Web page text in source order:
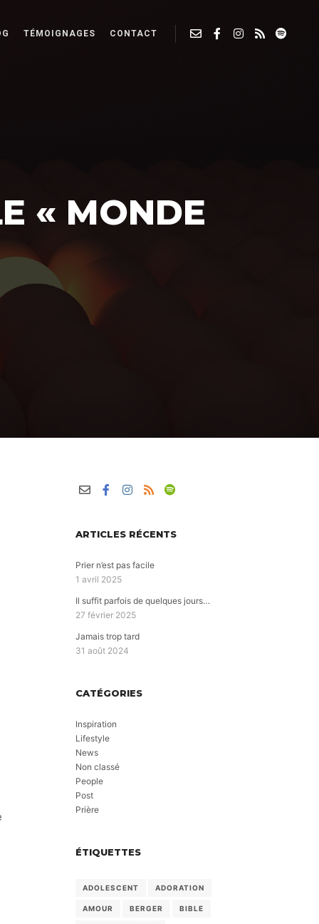
TÉMOIGNAGES CONTACT
« MONDE
ARTICLES RÉCENTS
Prier n’est pas facile
1 avril 2025
Il suffit parfois de quelques jours…
27 février 2025
Jamais trop tard
31 août 2024
CATÉGORIES
Inspiration
Lifestyle
News
Non classé
People
Post
Prière
ÉTIQUETTES
ADOLESCENT ADORATION
AMOUR BERGER BIBLE